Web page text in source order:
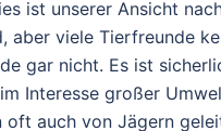
ist unserer Ansicht
aber viele Tierfreunde
gar nicht. Es ist
Interesse großer
oft auch von Jägern